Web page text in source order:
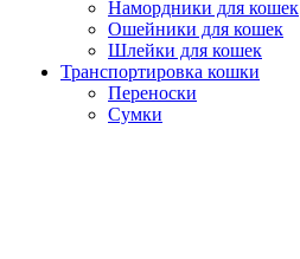
Намордники для кошек
Ошейники для кошек
Шлейки для кошек
Транспортировка кошки
Переноски
Сумки